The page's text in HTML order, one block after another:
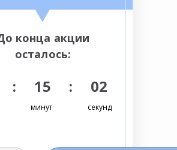
: 15 : 01
конца акции
осталось:
секунд
минут